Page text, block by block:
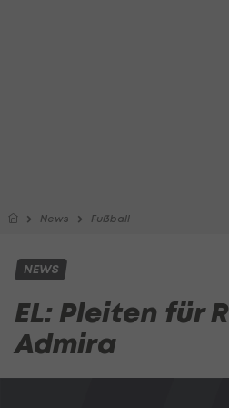
News Fußball
NEWS
EL: Pleiten für
Admira